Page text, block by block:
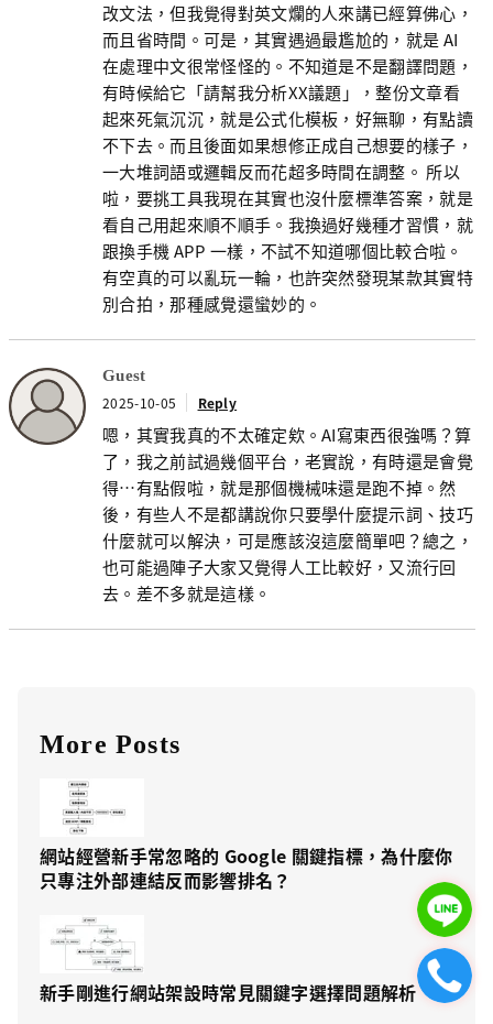
改文法，但我覺得對英文爛的人來講已經算佛心，
而且省時間。可是，其實遇過最尷尬的，就是 AI
在處理中文很常怪怪的。不知道是不是翻譯問題，
有時候給它「請幫我分析XX議題」，整份文章看
起來死氣沉沉，就是公式化模板，好無聊，有點讀
不下去。而且後面如果想修正成自己想要的樣子，
一大堆詞語或邏輯反而花超多時間在調整。 所以
啦，要挑工具我現在其實也沒什麼標準答案，就是
看自己用起來順不順手。我換過好幾種才習慣，就
跟換手機 APP 一樣，不試不知道哪個比較合啦。
有空真的可以亂玩一輪，也許突然發現某款其實特
別合拍，那種感覺還蠻妙的。
Guest
2025-10-05 Reply
嗯，其實我真的不太確定欸。AI寫東西很強嗎？算
了，我之前試過幾個平台，老實說，有時還是會覺
得…有點假啦，就是那個機械味還是跑不掉。然
後，有些人不是都講說你只要學什麼提示詞、技巧
什麼就可以解決，可是應該沒這麼簡單吧？總之，
也可能過陣子大家又覺得人工比較好，又流行回
去。差不多就是這樣。
More Posts
網站經營新手常忽略的 Google 關鍵指標，為什麼你
只專注外部連結反而影響排名？
新手剛進行網站架設時常見關鍵字選擇問題解析